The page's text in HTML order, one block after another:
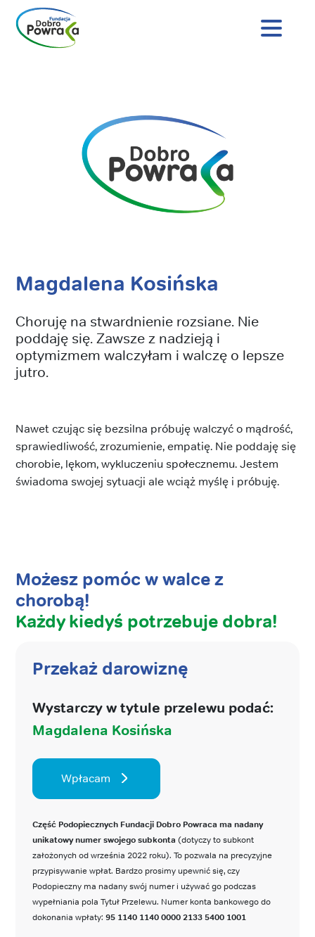
Nagłówek
Magdalena Kosińska
Choruję na stwardnienie rozsiane. Nie
poddaję się. Zawsze z nadzieją i
optymizmem walczyłam i walczę o lepsze
jutro.
Nawet czując się bezsilna próbuję walczyć o mądrość,
sprawiedliwość, zrozumienie, empatię. Nie poddaję się
chorobie, lękom, wykluczeniu społecznemu. Jestem
świadoma swojej sytuacji ale wciąż myślę i próbuję.
Możesz pomóc w walce z
chorobą!
Każdy kiedyś potrzebuje dobra!
Przekaż darowiznę
Wystarczy w tytule przelewu podać:
Magdalena Kosińska
Wpłacam
Część Podopiecznych Fundacji Dobro Powraca ma nadany
unikatowy numer swojego subkonta (dotyczy to subkont
założonych od września 2022 roku). To pozwala na precyzyjne
przypisywanie wpłat. Bardzo prosimy upewnić się, czy
Podopieczny ma nadany swój numer i używać go podczas
wypełniania pola Tytuł Przelewu. Numer konta bankowego do
dokonania wpłaty: 95 1140 1140 0000 2133 5400 1001